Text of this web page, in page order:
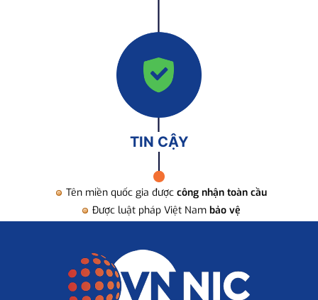
TIN CẬY
Tên miền quốc gia được công nhận toàn cầu
Được luật pháp Việt Nam bảo vệ